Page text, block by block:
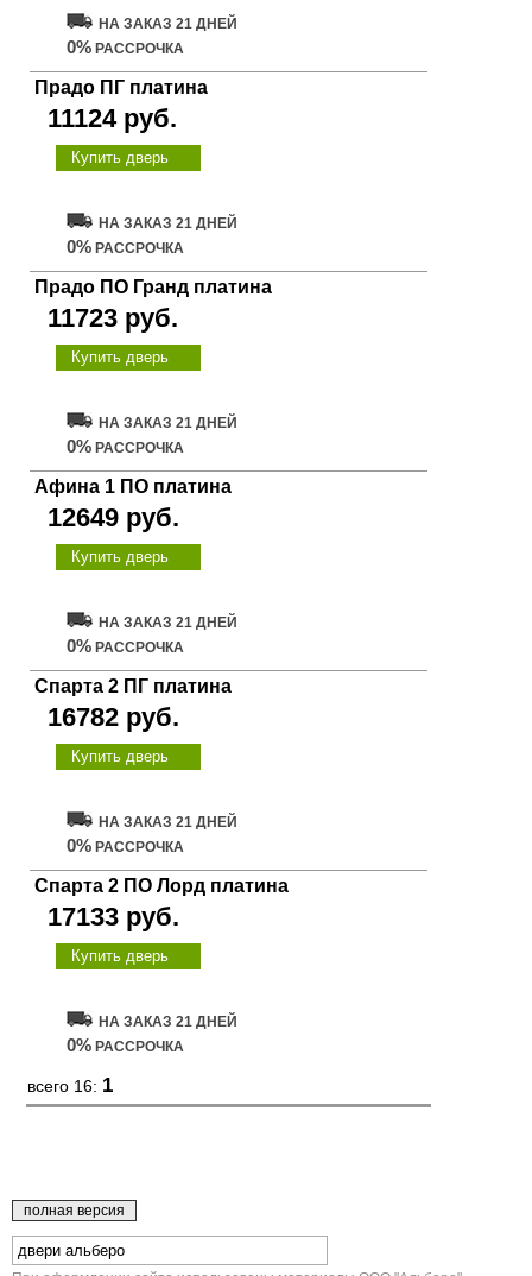
НА ЗАКАЗ 21 ДНЕЙ
0% РАССРОЧКА
Прадо ПГ платина
11124 руб.
Купить дверь
НА ЗАКАЗ 21 ДНЕЙ
0% РАССРОЧКА
Прадо ПО Гранд платина
11723 руб.
Купить дверь
НА ЗАКАЗ 21 ДНЕЙ
0% РАССРОЧКА
Афина 1 ПО платина
12649 руб.
Купить дверь
НА ЗАКАЗ 21 ДНЕЙ
0% РАССРОЧКА
Спарта 2 ПГ платина
16782 руб.
Купить дверь
НА ЗАКАЗ 21 ДНЕЙ
0% РАССРОЧКА
Спарта 2 ПО Лорд платина
17133 руб.
Купить дверь
НА ЗАКАЗ 21 ДНЕЙ
0% РАССРОЧКА
всего 16: 1